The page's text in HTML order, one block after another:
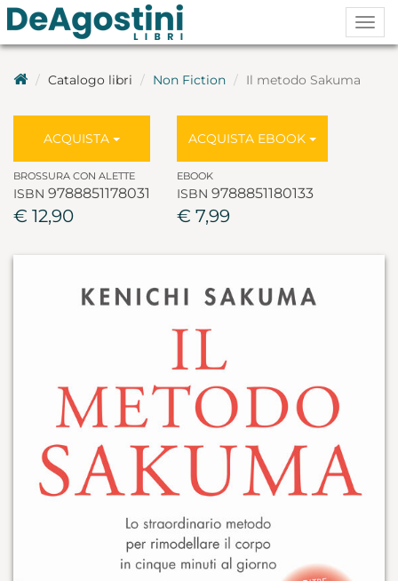
Catalogo libri Non Fiction Il metodo Sakuma
ACQUISTA
BROSSURA CON ALETTE
ISBN 9788851178031
€ 12,90
ACQUISTA EBOOK
EBOOK
ISBN 9788851180133
€ 7,99